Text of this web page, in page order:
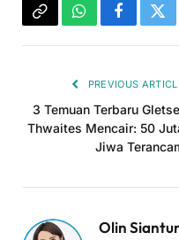
Copy WhatsAppFacebook
PREVIOUS
3 Temuan Terbaru
Thwaites Mencair: 50
Jiwa
Olin